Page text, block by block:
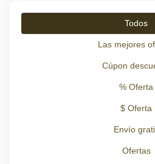
Todos
Las mejores
Cúpon
% Oferta
$ Oferta
Envío
Ofertas